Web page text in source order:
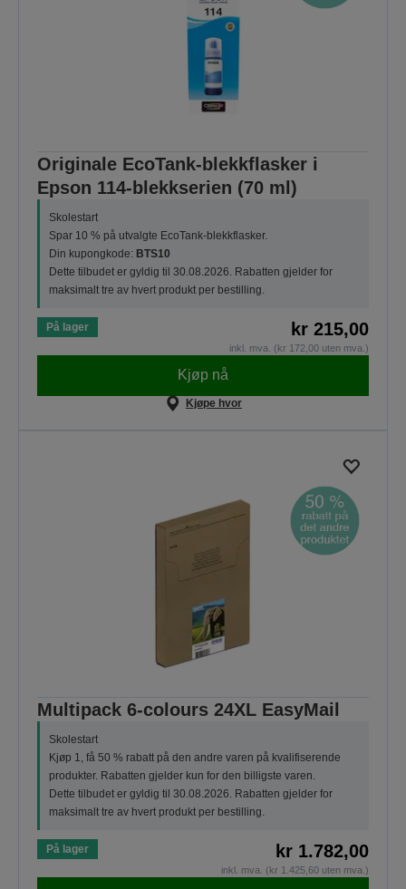
Originale EcoTank-blekkflasker i
Epson 114-blekkserien (70 ml)
Skolestart
Spar 10 % på utvalgte EcoTank-blekkflasker.
Din kupongkode: BTS10
Dette tilbudet er gyldig til 30.08.2026. Rabatten gjelder for
maksimalt tre av hvert produkt per bestilling.
På lager kr 215,00
inkl. mva. (kr 172,00 uten mva.)
Kjøp nå
Kjøpe hvor
Multipack 6-colours 24XL EasyMail
Skolestart
Kjøp 1, få 50 % rabatt på den andre varen på kvalifiserende
produkter. Rabatten gjelder kun for den billigste varen.
Dette tilbudet er gyldig til 30.08.2026. Rabatten gjelder for
maksimalt tre av hvert produkt per bestilling.
På lager kr 1.782,00
inkl. mva. (kr 1.425,60 uten mva.)